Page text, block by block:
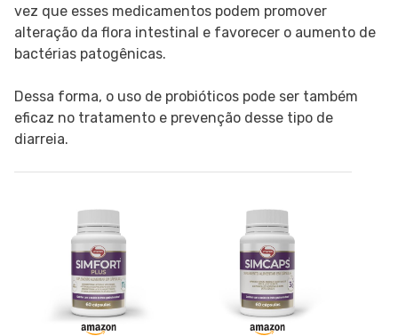
vez que esses medicamentos podem promover
alteração da flora intestinal e favorecer o aumento de
bactérias patogênicas.
Dessa forma, o uso de probióticos pode ser também
eficaz no tratamento e prevenção desse tipo de
diarreia.